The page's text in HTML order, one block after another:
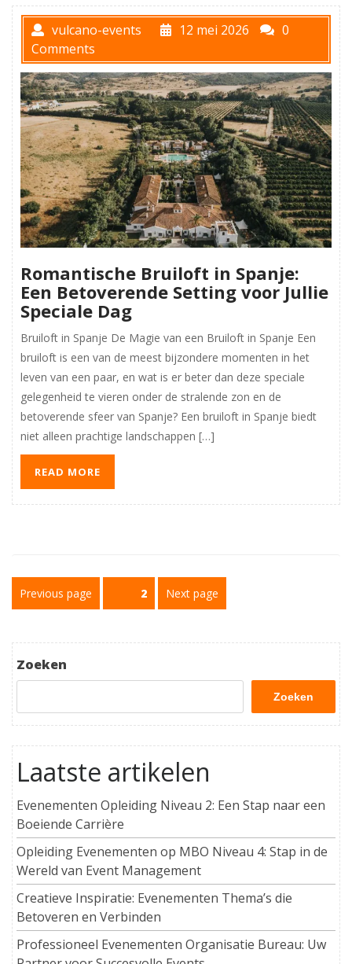
vulcano-events 12 mei 2026
0
Comments
Romantische Bruiloft in Spanje:
Een Betoverende Setting voor Jullie
Speciale Dag
Bruiloft in Spanje De Magie van een Bruiloft in Spanje Een
bruiloft is een van de meest bijzondere momenten in het
leven van een paar, en wat is er beter dan deze speciale
gelegenheid te vieren onder de stralende zon en de
betoverende sfeer van Spanje? Een bruiloft in Spanje biedt
niet alleen prachtige landschappen […]
READ MORE
Berichtnavigatie
Previous page 2 Next page
Zoeken
Zoeken
Laatste artikelen
Evenementen Opleiding Niveau 2: Een Stap naar een
Boeiende Carrière
Opleiding Evenementen op MBO Niveau 4: Stap in de
Wereld van Event Management
Creatieve Inspiratie: Evenementen Thema’s die
Betoveren en Verbinden
Professioneel Evenementen Organisatie Bureau: Uw